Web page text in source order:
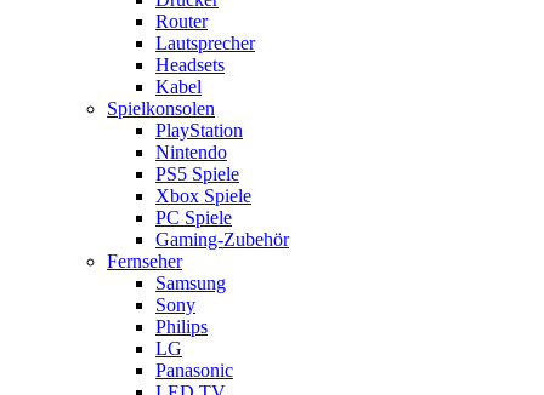
Router
Lautsprecher
Headsets
Kabel
Spielkonsolen
PlayStation
Nintendo
PS5 Spiele
Xbox Spiele
PC Spiele
Gaming-Zubehör
Fernseher
Samsung
Sony
Philips
LG
Panasonic